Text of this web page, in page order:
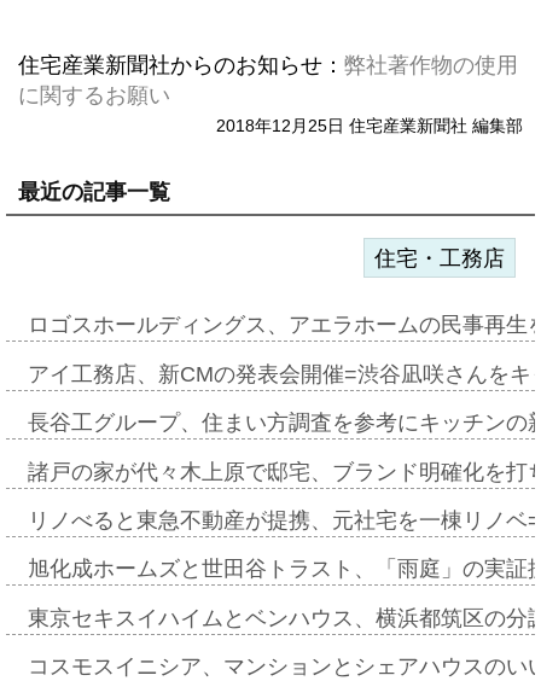
住宅産業新聞社からのお知らせ： 弊社著作物の使用
に関するお願い
2018年12月25日 住宅産業新聞社 編集部
最近の記事一覧
住宅・工務店
ロゴスホールディングス、アエラホームの民事再
アイ工務店、新CMの発表会開催=渋谷凪咲さんを
長谷工グループ、住まい方調査を参考にキッチン
諸戸の家が代々木上原で邸宅、ブランド明確化を
リノべると東急不動産が提携、元社宅を一棟リノ
旭化成ホームズと世田谷トラスト、「雨庭」の実
東京セキスイハイムとベンハウス、横浜都筑区の
コスモスイニシア、マンションとシェアハウスの